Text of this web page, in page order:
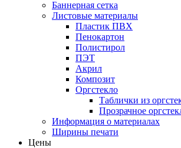
Баннерная сетка
Листовые материалы
Пластик ПВХ
Пенокартон
Полистирол
ПЭТ
Акрил
Композит
Оргстекло
Таблички из
Прозрачное
Информация о материалах
Ширины печати
Цены